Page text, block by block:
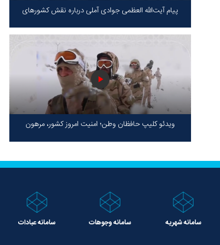
پیام آیت‌الله العظمی جوادی آملی درباره نقش کشورهای
برابر ظلم!
ویدئو کلیپ حافظان وطن؛ امنیت امروز کشور، مرهون
سامانه شهریه سامانه وجوهات سامانه عبادات